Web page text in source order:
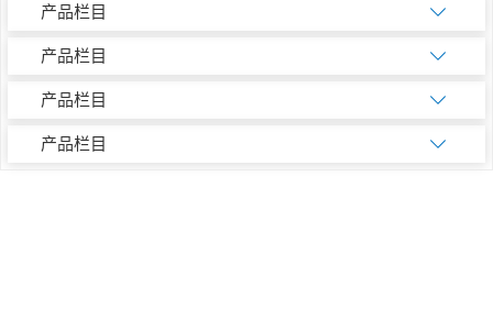
产品栏目
产品栏目
产品栏目
产品栏目